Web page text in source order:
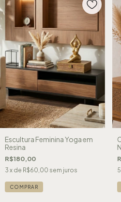
Escultura Feminina Yoga em
Resina
R$180,00
3 x de R$60,00 sem juros 5